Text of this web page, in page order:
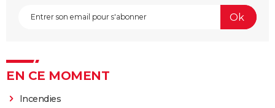
EN CE MOMENT
Incendies